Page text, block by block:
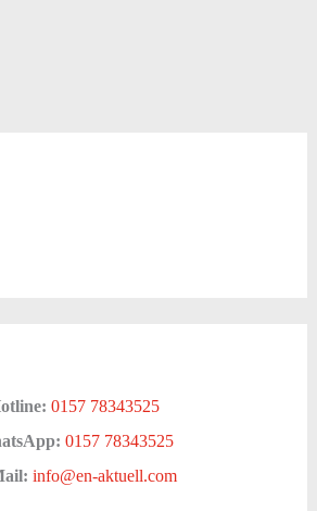
0157 78343525
0157 78343525
info@en-aktuell.com